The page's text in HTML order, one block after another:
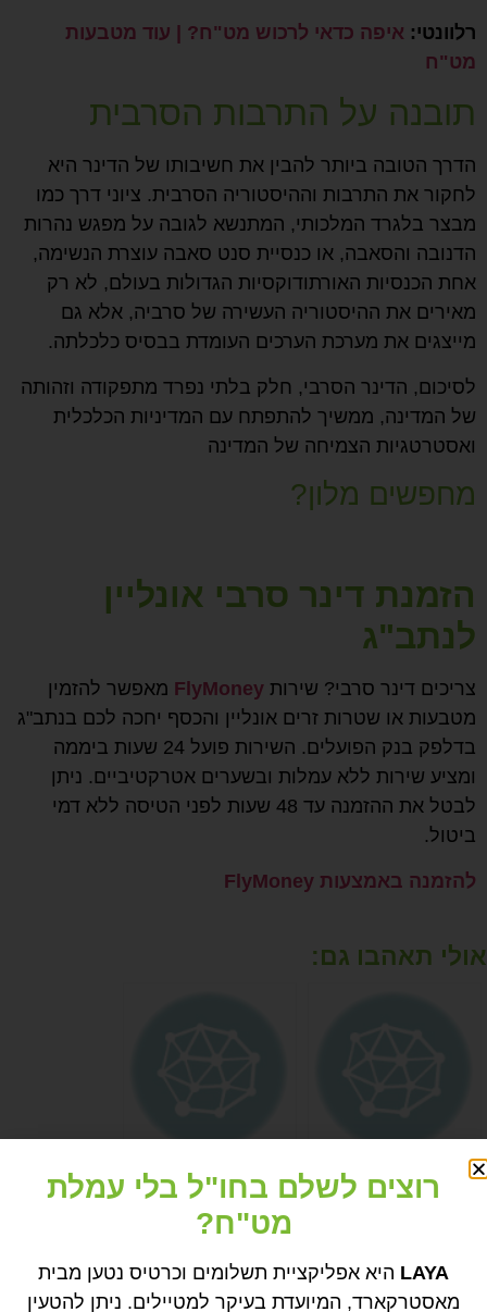
רלוונטי: איפה כדאי לרכוש מט"ח? | עוד מטבעות
מט"ח
תובנה על התרבות הסרבית
הדרך הטובה ביותר להבין את חשיבותו של הדינר היא
לחקור את התרבות וההיסטוריה הסרבית. ציוני דרך כמו
מבצר בלגרד המלכותי, המתנשא לגובה על מפגש נהרות
הדנובה והסאבה, או כנסיית סנט סאבה עוצרת הנשימה,
אחת הכנסיות האורתודוקסיות הגדולות בעולם, לא רק
מאירים את ההיסטוריה העשירה של סרביה, אלא גם
מייצגים את מערכת הערכים העומדת בבסיס כלכלתה.
לסיכום, הדינר הסרבי, חלק בלתי נפרד מתפקודה וזהותה
של המדינה, ממשיך להתפתח עם המדיניות הכלכלית
ואסטרטגיות הצמיחה של המדינה
מחפשים מלון?
הזמנת דינר סרבי אונליין
לנתב"ג
צריכים דינר סרבי? שירות FlyMoney מאפשר להזמין
מטבעות או שטרות זרים אונליין והכסף יחכה לכם בנתב"ג
בדלפק בנק הפועלים. השירות פועל 24 שעות ביממה
ומציע שירות ללא עמלות ובשערים אטרקטיביים. ניתן
לבטל את ההזמנה עד 48 שעות לפני הטיסה ללא דמי
ביטול.
להזמנה באמצעות FlyMoney
אולי תאהבו גם:
באיזה כסף
משתמשים בצ'כיה?
באיזה כסף
משתמשים ברומא,
רוצים לשלם בחו"ל בלי עמלת
מט"ח?
LAYA היא אפליקציית תשלומים וכרטיס נטען מבית
מאסטרקארד, המיועדת בעיקר למטיילים. ניתן להטעין